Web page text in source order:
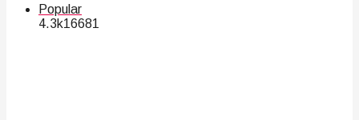
Popular
4.3k16681